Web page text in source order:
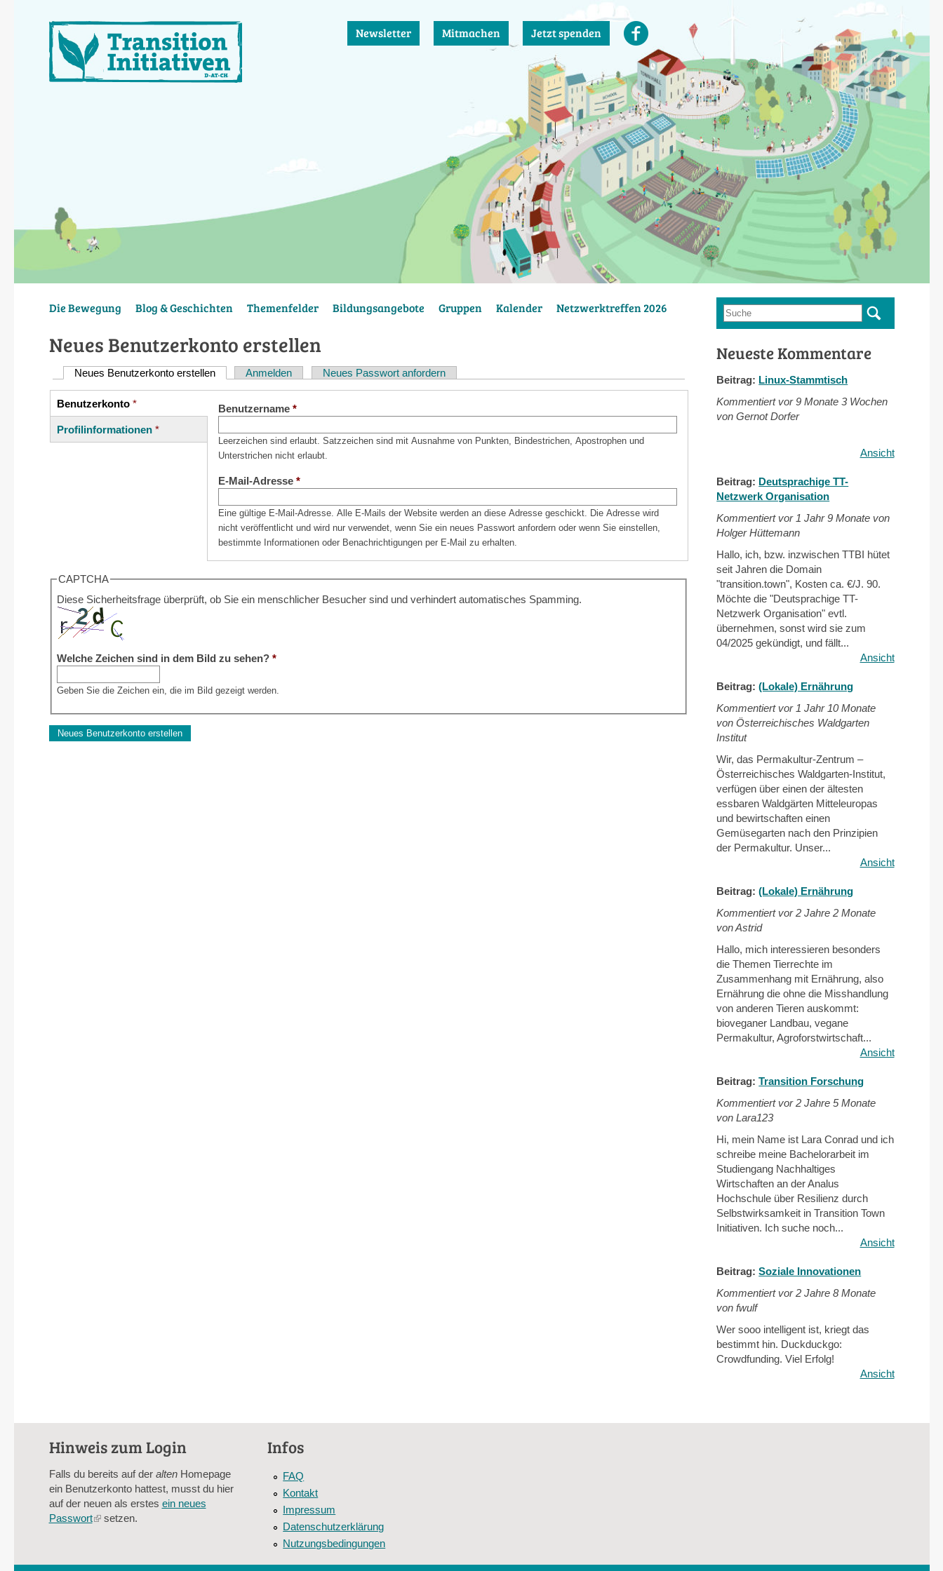
Newsletter Mitmachen Jetzt spenden
Die Bewegung Blog & Geschichten Themenfelder Bildungsangebote Gruppen Kalender Netzwerktreffen 2026
Neues Benutzerkonto erstellen
Haupt-
Reiter
Neues Benutzerkonto erstellen(aktiver Reiter)
Anmelden Neues Passwort anfordern
Vertikale
Reiter
Benutzerkonto *
(aktiver
Reiter)
Profilinformationen *
Benutzername *
Leerzeichen sind erlaubt. Satzzeichen sind mit Ausnahme von Punkten, Bindestrichen, Apostrophen und
Unterstrichen nicht erlaubt.
E-Mail-Adresse *
Eine gültige E-Mail-Adresse. Alle E-Mails der Website werden an diese Adresse geschickt. Die Adresse wird
nicht veröffentlicht und wird nur verwendet, wenn Sie ein neues Passwort anfordern oder wenn Sie einstellen,
bestimmte Informationen oder Benachrichtigungen per E-Mail zu erhalten.
CAPTCHA
Diese Sicherheitsfrage überprüft, ob Sie ein menschlicher Besucher sind und verhindert automatisches Spamming.
Welche Zeichen sind in dem Bild zu sehen? *
Geben Sie die Zeichen ein, die im Bild gezeigt werden.
Suchformular
Suche
Neueste Kommentare
Beitrag: Linux-Stammtisch
Kommentiert vor9 Monate 3 Wochen
von Gernot Dorfer
Ansicht
Beitrag: Deutsprachige TT-
Netzwerk Organisation
Kommentiert vor 1 Jahr 9 Monate von
Holger Hüttemann
Hallo, ich, bzw. inzwischen TTBI hütet
seit Jahren die Domain
"transition.town", Kosten ca. €/J. 90.
Möchte die "Deutsprachige TT-
Netzwerk Organisation" evtl.
übernehmen, sonst wird sie zum
04/2025 gekündigt, und fällt...
Ansicht
Beitrag:(Lokale) Ernährung
Kommentiert vor 1 Jahr 10 Monate
von Österreichisches Waldgarten
Institut
Wir, das Permakultur-Zentrum –
Österreichisches Waldgarten-Institut,
verfügen über einen der ältesten
essbaren Waldgärten Mitteleuropas
und bewirtschaften einen
Gemüsegarten nach den Prinzipien
der Permakultur. Unser...
Ansicht
Beitrag:(Lokale) Ernährung
Kommentiert vor2 Jahre 2 Monate
von Astrid
Hallo, mich interessieren besonders
die Themen Tierrechte im
Zusammenhang mit Ernährung, also
Ernährung die ohne die Misshandlung
von anderen Tieren auskommt:
bioveganer Landbau, vegane
Permakultur, Agroforstwirtschaft...
Ansicht
Beitrag:Transition Forschung
Kommentiert vor2 Jahre 5 Monate
von Lara123
Hi, mein Name ist Lara Conrad und ich
schreibe meine Bachelorarbeit im
Studiengang Nachhaltiges
Wirtschaften an der Analus
Hochschule über Resilienz durch
Selbstwirksamkeit in Transition Town
Initiativen. Ich suche noch...
Ansicht
Beitrag:Soziale Innovationen
Kommentiert vor2 Jahre 8 Monate
von fwulf
Wer sooo intelligent ist, kriegt das
bestimmt hin. Duckduckgo:
Crowdfunding. Viel Erfolg!
Ansicht
Hinweis zum Login
Falls du bereits auf der altenHomepage
ein Benutzerkonto hattest, musst du hier
auf der neuen als erstes ein neues
Passwort(linksetzen.
Infos
FAQ
Kontakt
Impressum
Datenschutzerklärung
Nutzungsbedingungen